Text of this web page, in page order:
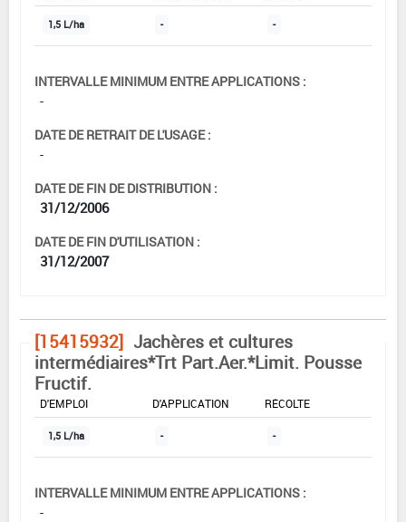
1,5 L/ha - -
INTERVALLE MINIMUM ENTRE APPLICATIONS :
-
DATE DE RETRAIT DE L'USAGE :
-
DATE DE FIN DE DISTRIBUTION :
31/12/2006
DATE DE FIN D'UTILISATION :
31/12/2007
[15415932] Jachères et cultures
intermédiaires*Trt Part.Aer.*Limit. Pousse
Fructif.
DOSE MAX
D'EMPLOI
D'APPLICATION
RÉCOLTE
1,5 L/ha - -
INTERVALLE MINIMUM ENTRE APPLICATIONS :
-